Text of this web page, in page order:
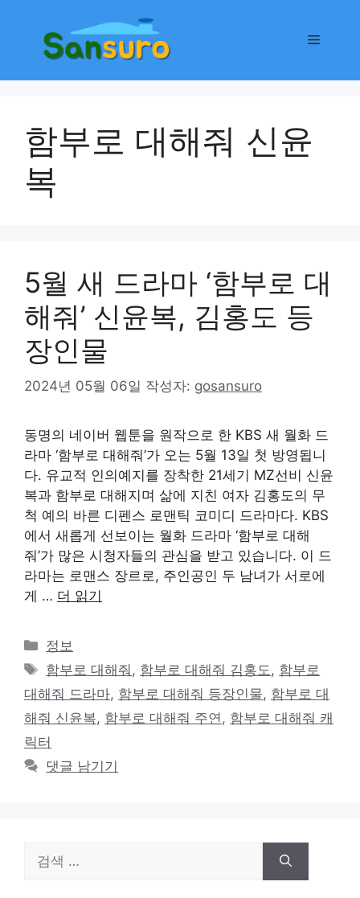
메
함부로 대해줘 신윤
복
5월 새 드라마 ‘함부로 대
해줘’ 신윤복, 김홍도 등
장인물
2024년 05월 06일 작성자: gosansuro
동명의 네이버 웹툰을 원작으로 한 KBS 새 월화 드
라마 ‘함부로 대해줘’가 오는 5월 13일 첫 방영됩니
다. 유교적 인의예지를 장착한 21세기 MZ선비 신윤
복과 함부로 대해지며 삶에 지친 여자 김홍도의 무
척 예의 바른 디펜스 로맨틱 코미디 드라마다. KBS
에서 새롭게 선보이는 월화 드라마 ‘함부로 대해
줘’가 많은 시청자들의 관심을 받고 있습니다. 이 드
라마는 로맨스 장르로, 주인공인 두 남녀가 서로에
게 … 더 읽기
카
테
고
리
정보
태
그
함부로 대해줘 , 함부로 대해줘 김홍도 , 함부로
대해줘 드라마, 함부로 대해줘 등장인물, 함부로 대
해줘 신윤복, 함부로 대해줘 주연 , 함부로 대해줘 캐
릭터
댓글 남기기
색: